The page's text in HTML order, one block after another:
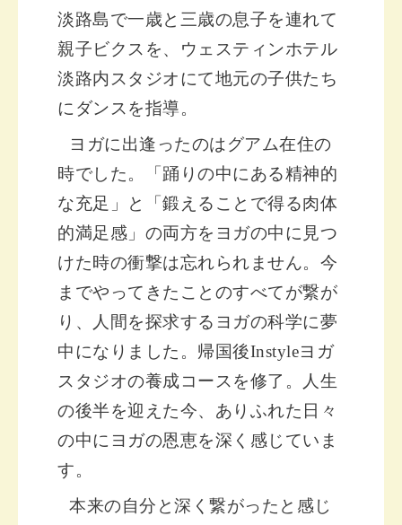
淡路島で一歳と三歳の息子を連れて
親子ビクスを、ウェスティンホテル
淡路内スタジオにて地元の子供たち
にダンスを指導。
ヨガに出逢ったのはグアム在住の
時でした。「踊りの中にある精神的
な充足」と「鍛えることで得る肉体
的満足感」の両方をヨガの中に見つ
けた時の衝撃は忘れられません。今
までやってきたことのすべてが繋が
り、人間を探求するヨガの科学に夢
中になりました。帰国後Instyleヨガ
スタジオの養成コースを修了。人生
の後半を迎えた今、ありふれた日々
の中にヨガの恩恵を深く感じていま
す。
本来の自分と深く繋がったと感じ